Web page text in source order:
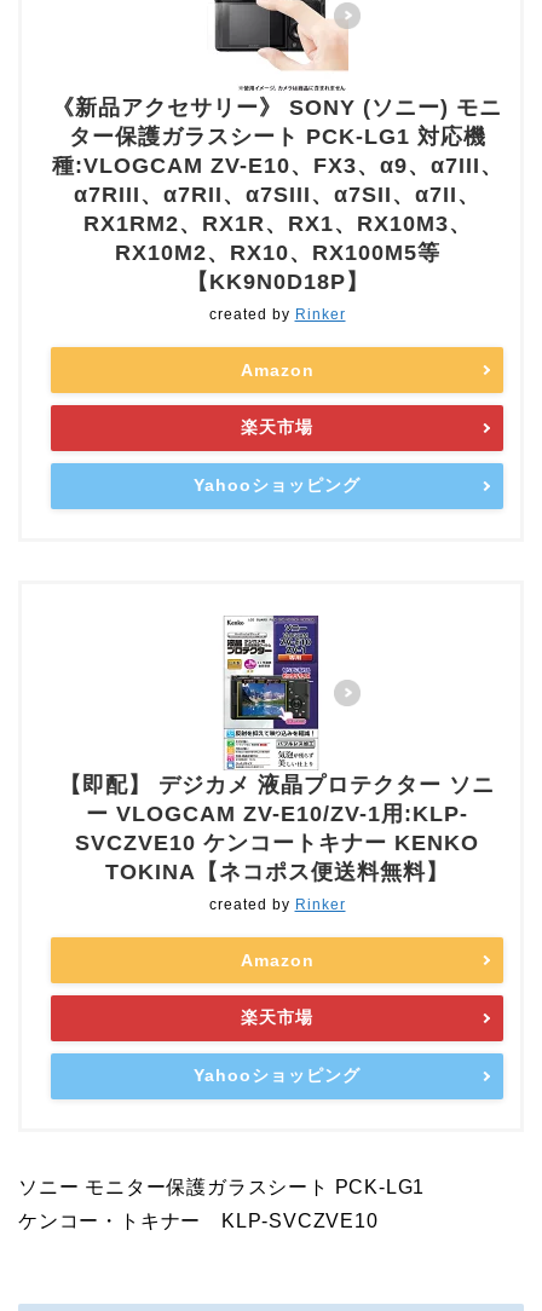
《新品アクセサリー》 SONY (ソニー) モニ
ター保護ガラスシート PCK-LG1 対応機
種:VLOGCAM ZV-E10、FX3、α9、α7III、
α7RIII、α7RII、α7SIII、α7SII、α7II、
RX1RM2、RX1R、RX1、RX10M3、
RX10M2、RX10、RX100M5等
【KK9N0D18P】
created by Rinker
Amazon
楽天市場
Yahooショッピング
【即配】 デジカメ 液晶プロテクター ソニ
ー VLOGCAM ZV-E10/ZV-1用:KLP-
SVCZVE10 ケンコートキナー KENKO
TOKINA【ネコポス便送料無料】
created by Rinker
Amazon
楽天市場
Yahooショッピング
ソニー モニター保護ガラスシート PCK-LG1
ケンコー・トキナー KLP-SVCZVE10